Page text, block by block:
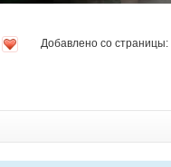
Добавлено со страницы: